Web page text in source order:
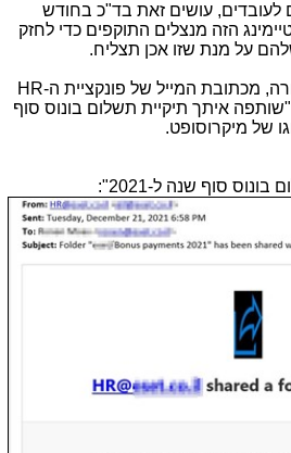
לעובדים, עושים זאת בד"כ בחודש
הזה מנצלים התוקפים כדי לחזק
על מנת שזו אכן תצליח.
מכתובת המייל של פונקציית ה-HR
איתך תיקיית תשלום בונוס סוף
סוף שנה ל-2021":